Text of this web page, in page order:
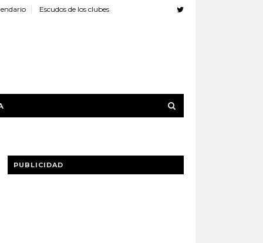
Escudos de los clubes
PUBLICIDAD